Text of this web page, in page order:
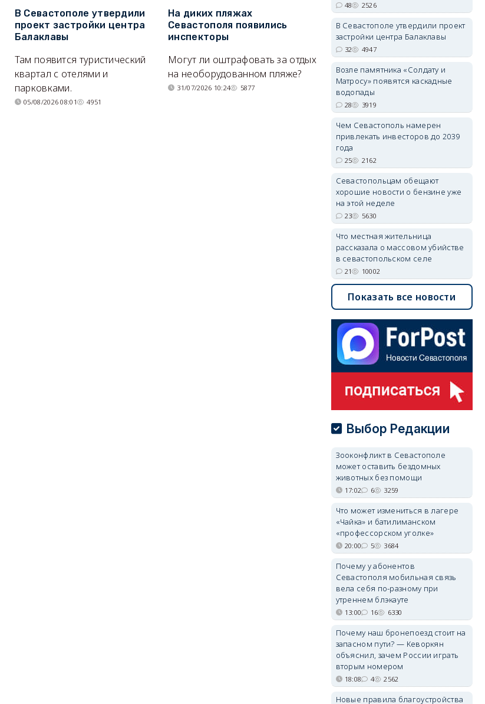
В Севастополе утвердили
проект застройки центра
Балаклавы
Там появится туристический
квартал с отелями и
парковками.
05/08/2026 08:01 4951
На диких пляжах
Севастополя появились
инспекторы
Могут ли оштрафовать за отдых
на необорудованном пляже?
31/07/2026 10:24 5877
Двух москвичей на
сапбордах унесло от берега
Крыма на километр в море
Спасатели благополучно
вернули туристов обратно на
сушу.
29/07/2026 17:03
48 2526
В Севастополе утвердили проект
застройки центра Балаклавы
32 4947
Возле памятника «Солдату и
Матросу» появятся каскадные
водопады
28 3919
Чем Севастополь намерен
привлекать инвесторов до 2039
года
25 2162
Севастопольцам обещают
хорошие новости о бензине уже
на этой неделе
23 5630
Что местная жительница
рассказала о массовом убийстве
в севастопольском селе
21 10002
Показать все новости
Выбор Редакции
Зооконфликт в Севастополе
может оставить бездомных
животных без помощи
17:02 6 3259
Что может измениться в лагере
«Чайка» и батилиманском
«профессорском уголке»
20:00 5 3684
Почему у абонентов
Севастополя мобильная связь
вела себя по-разному при
утреннем блэкауте
13:00 16 6330
Почему наш бронепоезд стоит на
запасном пути? — Кеворкян
объяснил, зачем России играть
вторым номером
18:08 4 2562
Новые правила благоустройства